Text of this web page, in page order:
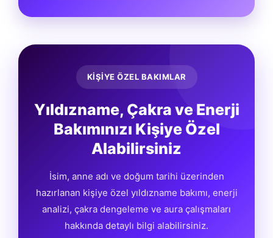
KİŞİYE ÖZEL BAKIMLAR
Yıldızname, Çakra ve Enerji
Bakımınızı Kişiye Özel
Alabilirsiniz
İsim, anne adı ve doğum tarihi üzerinden
hazırlanan kişiye özel yıldızname bakımı, enerji
analizi, çakra dengeleme ve aura çalışmaları
hakkında detaylı bilgi alabilirsiniz.